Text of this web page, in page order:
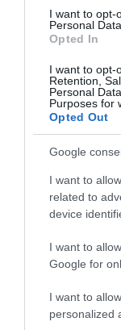
I want to opt-
Personal
Opted In
I want to opt-
Retention,
Personal
Purposes for
Opted Out
Google
I want to
related to
device
I want to
Google for
I want to
personalized
23.06.2025 | 19:48
Το Ιράν
πυραύλους
Οι
ήταν υπερ-